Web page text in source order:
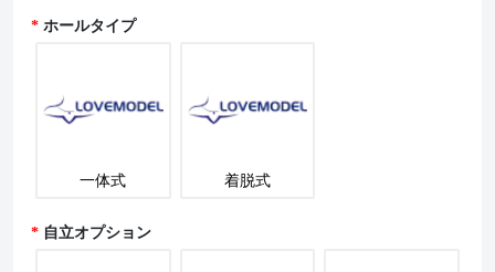
ホールタイプ
一体式 着脱式
自立オプション